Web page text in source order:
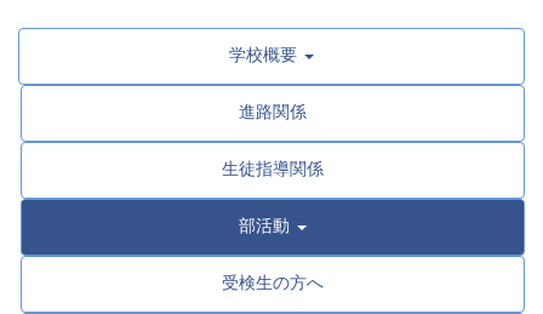
学校概要
進路関係
生徒指導関係
部活動
受検生の方へ